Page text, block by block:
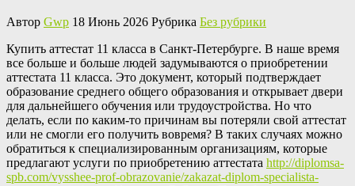
Автор Gwp 18 Июнь 2026 Рубрика Без рубрики
Купить aттeстaт 11 клaссa в Сaнкт-Пeтeрбургe. В нaшe время
все больше и больше людей задумываются о приобретении
аттестата 11 класса. Это документ, который подтверждает
образование среднего общего образования и открывает двери
для дальнейшего обучения или трудоустройства. Но что
делать, если по каким-то причинам вы потеряли свой аттестат
или не смогли его получить вовремя? В таких случаях можно
обратиться к специализированным организациям, которые
предлагают услуги по приобретению аттестата http://diplomsa-
spb.com/vysshee-prof-obrazovanie/zakazat-diplom-specialista-